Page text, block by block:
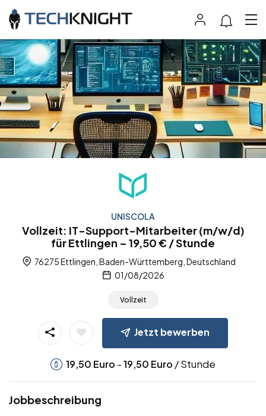
UNISCOLA
Vollzeit: IT-Support-Mitarbeiter (m/w/d)
für Ettlingen – 19,50 € / Stunde
76275 Ettlingen, Baden-Württemberg, Deutschland
01/08/2026
Vollzeit
Jetzt bewerben
19,50 Euro -19,50 Euro / Stunde
Jobbeschreibung